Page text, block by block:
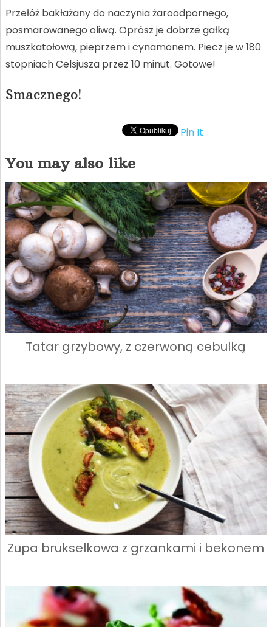
Przełóż bakłażany do naczynia żaroodpornego,
posmarowanego oliwą. Oprósz je dobrze gałką
muszkatołową, pieprzem i cynamonem. Piecz je w 180
stopniach Celsjusza przez 10 minut. Gotowe!
Smacznego!
Pin It
You may also like
Tatar grzybowy, z czerwoną cebulką
Zupa brukselkowa z grzankami i bekonem